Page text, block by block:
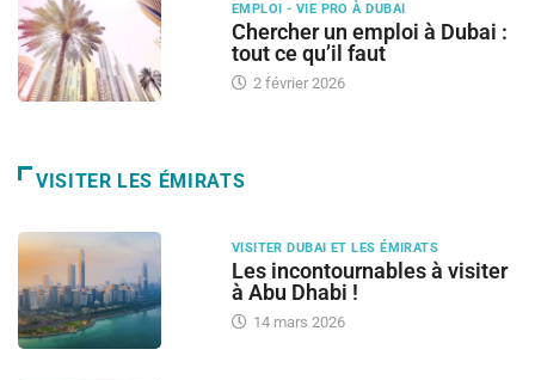
EMPLOI - VIE PRO À DUBAI
Chercher un emploi à Dubai :
tout ce qu’il faut
2 février 2026
VISITER LES ÉMIRATS
VISITER DUBAI ET LES ÉMIRATS
Les incontournables à visiter
à Abu Dhabi !
14 mars 2026